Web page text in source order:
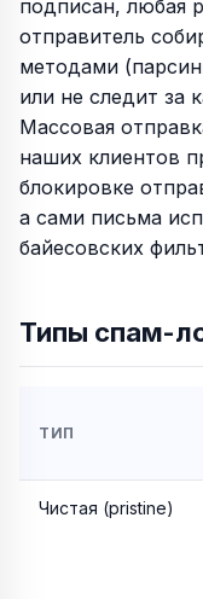
подписан, любая
отправитель
методами
или не следит за
Массовая
наших клиентов
блокировке
а сами письма
байесовских
Типы спам-
ТИП
Чистая (pristine)